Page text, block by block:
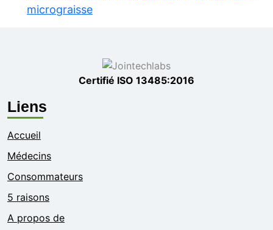
micrograisse
Certifié ISO 13485:2016
Liens
Accueil
Médecins
Consommateurs
5 raisons
A propos de